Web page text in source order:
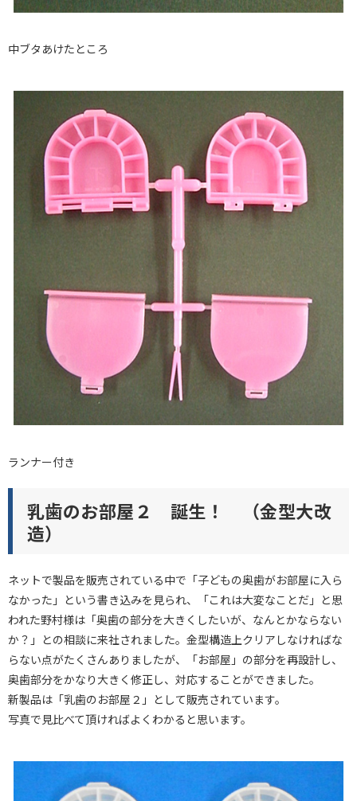
中ブタあけたところ
ランナー付き
乳歯のお部屋２ 誕生！ （金型大改
造）
ネットで製品を販売されている中で「子どもの奥歯がお部屋に入ら
なかった」という書き込みを見られ、「これは大変なことだ」と思
われた野村様は「奥歯の部分を大きくしたいが、なんとかならない
か？」との相談に来社されました。金型構造上クリアしなければな
らない点がたくさんありましたが、「お部屋」の部分を再設計し、
奥歯部分をかなり大きく修正し、対応することができました。
新製品は「乳歯のお部屋２」として販売されています。
写真で見比べて頂ければよくわかると思います。